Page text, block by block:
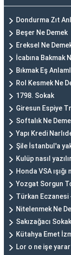
Dondurma Zıt
Beşer Ne Demek
Ereksel Ne
İcabına Bakmak
Bıkmak Eş
Rol Kesmek Ne
1798. Sokak
Giresun Espiye
Softalık Ne
Yapı Kredi
Şile İstanbul'a
Kulüp nasıl
Honda VSA
Yozgat Sorgun
Türkan Eczanesi
Nitelenmek Ne
Sakızağacı Sokak
Kütahya Emet
Lor o ne işe